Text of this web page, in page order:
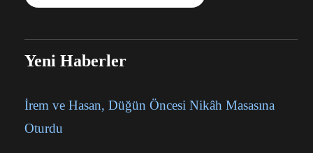
Yeni Haberler
İrem ve Hasan, Düğün Öncesi Nikâh Masasına
Oturdu